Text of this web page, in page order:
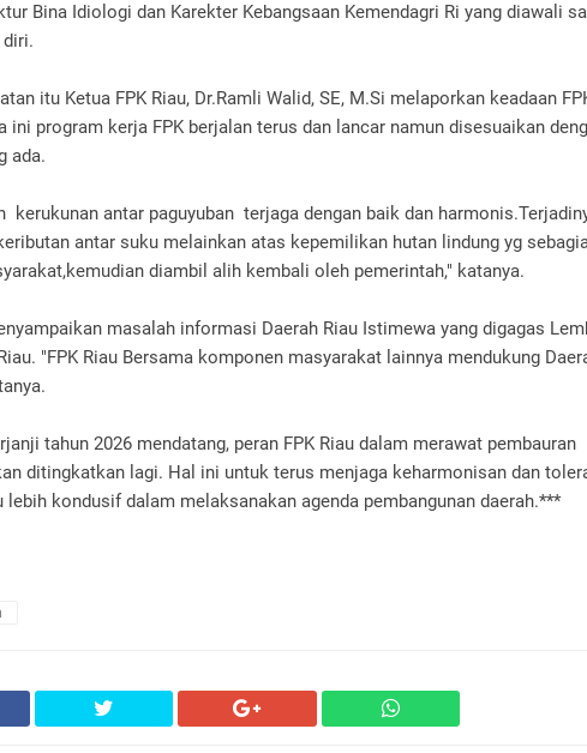
Bina Idiologi dan Karekter Kebangsaan Kemendagri Ri yang diawali
diri.
itu Ketua FPK Riau, Dr.Ramli Walid, SE, M.Si melaporkan keadaan
ini program kerja FPK berjalan terus dan lancar namun disesuaikan
ada.
kerukunan antar paguyuban terjaga dengan baik dan
antar suku melainkan atas kepemilikan hutan lindung yg
diambil alih kembali oleh pemerintah," katanya.
masalah informasi Daerah Riau Istimewa yang digagas
"FPK Riau Bersama komponen masyarakat lainnya mendukung
tahun 2026 mendatang, peran FPK Riau dalam merawat pembauran
ditingkatkan lagi. Hal ini untuk terus menjaga keharmonisan dan
lebih kondusif dalam melaksanakan agenda pembangunan daerah.***